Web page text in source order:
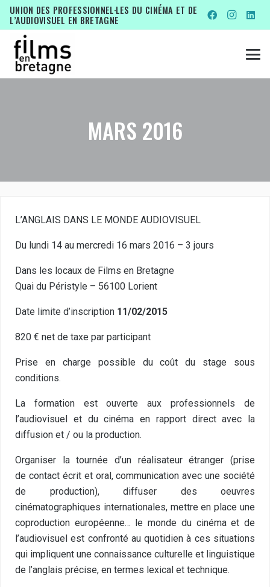
UNION DES PROFESSIONNEL·LES DU CINÉMA ET DE
L’AUDIOVISUEL EN BRETAGNE
MARS 2016
L’ANGLAIS DANS LE MONDE AUDIOVISUEL
Du lundi 14 au mercredi 16 mars 2016 – 3 jours
Dans les locaux de Films en Bretagne
Quai du Péristyle – 56100 Lorient
Date limite d’inscription 11/02/2015
820 € net de taxe par participant
Prise en charge possible du coût du stage sous
conditions.
La formation est ouverte aux professionnels de
l’audiovisuel et du cinéma en rapport direct avec la
diffusion et / ou la production.
Organiser la tournée d’un réalisateur étranger (prise
de contact écrit et oral, communication avec une société
de production), diffuser des oeuvres
cinématographiques internationales, mettre en place une
coproduction européenne… le monde du cinéma et de
l’audiovisuel est confronté au quotidien à ces situations
qui impliquent une connaissance culturelle et linguistique
de l’anglais précise, en termes lexical et technique.